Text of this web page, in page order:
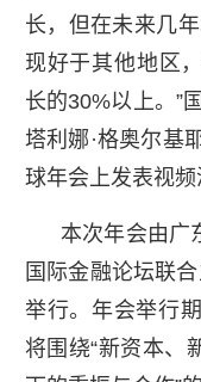
长，但在未来几
现好于其他地区
长的30%以上。”
塔利娜·格奥尔基
球年会上发表视频
本次年会由广
国际金融论坛联
举行。年会举行
将围绕“新资本、